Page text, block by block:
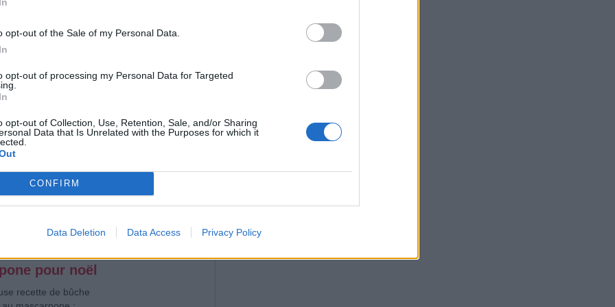
opt-out of the Sale of my Personal Data.
opt-out of processing my Personal Data for Targeted
opt-out of Collection, Use, Retention, Sale, and/or Sharing
Data that Is Unrelated with the Purposes for which it
CONFIRM
Data Deletion Data Access Privacy Policy
alertant sur la situation des
artiste de street-art à l’identité inconnue, a
œuvre. Cette fois-ci à Birmingham. À
et du froid de l’hiver, le Britannique nous
des sans-abri.
pour noël
recette de bûche